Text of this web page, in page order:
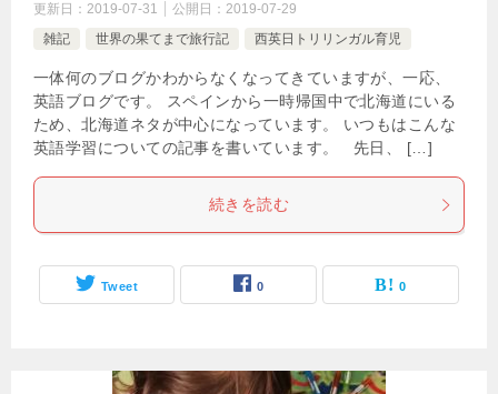
更新日： 2019-07-31 公開日： 2019-07-29
雑記
世界の果てまで旅行記 西英日トリリンガル育児
一体何のブログかわからなくなってきていますが、一応、
英語ブログです。 スペインから一時帰国中で北海道にいる
ため、北海道ネタが中心になっています。 いつもはこんな
英語学習についての記事を書いています。 先日、 […]
続きを読む
Tweet 0 0